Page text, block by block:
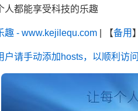
人都能享受科技的乐趣
趣 - www.kejilequ.com | 【备用 】
户请手动添加hosts，以顺利访问